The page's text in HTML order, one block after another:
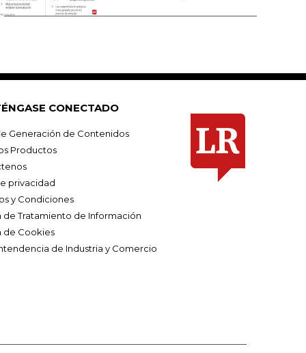
CONECTADO
Generación de Contenidos
Productos
privacidad
y Condiciones
de Tratamiento de Información
de Cookies
de Industria y Comercio